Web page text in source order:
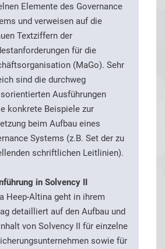
Elemente des Governance
und verweisen auf die
Textziffern der
für die
(MaGo). Sehr
sind die durchweg
Ausführungen
konkrete Beispiele zur
beim Aufbau eines
Systems (z.B. Set der zu
schriftlichen Leitlinien).
in Solvency II
Heep-Altina geht in ihrem
detailliert auf den Aufbau und
von Solvency II für einzelne
sowie für